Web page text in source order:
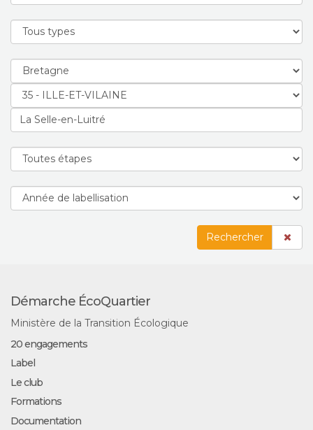
Rechercher
Démarche ÉcoQuartier
Ministère de la Transition Écologique
20 engagements
Label
Le club
Formations
Documentation